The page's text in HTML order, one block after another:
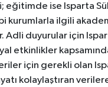
eğitimde ise Isparta
kurumlarla ilgili
Adli duyurular için
etkinlikler
için gerekli olan
kolaylaştıran